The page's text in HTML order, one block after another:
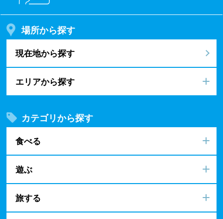
場所から探す
現在地から探す
エリアから探す
カテゴリから探す
食べる
遊ぶ
旅する